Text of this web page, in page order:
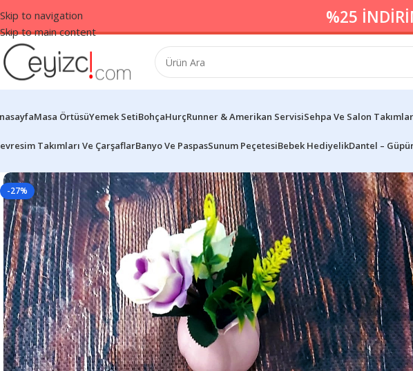
Skip to navigation
Skip to main content
%25
Masa ÖrtüsüYemek SetiBohçaHurçRunner & Amerikan ServisiSehpa Ve Salon
Takımları Ve ÇarşaflarBanyo Ve PaspasSunum PeçetesiBebek HediyelikDantel –
-27%